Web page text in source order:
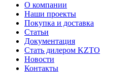
О компании
Наши проекты
Покупка и доставка
Статьи
Документация
Стать дилером KZTO
Новости
Контакты